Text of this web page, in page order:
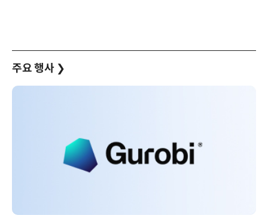
주요 행사 ❯